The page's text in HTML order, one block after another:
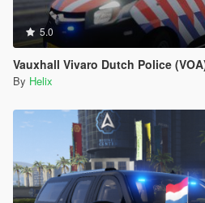
5.0
Vauxhall Vivaro Dutch Police (VOA)
By Helix